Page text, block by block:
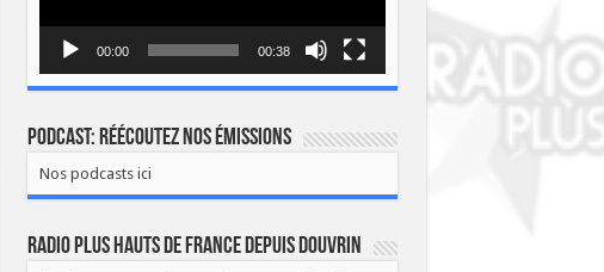
00:00 00:38
Podcast: Réécoutez nos émissions
Nos podcasts ici
Radio Plus Hauts de France depuis Douvrin